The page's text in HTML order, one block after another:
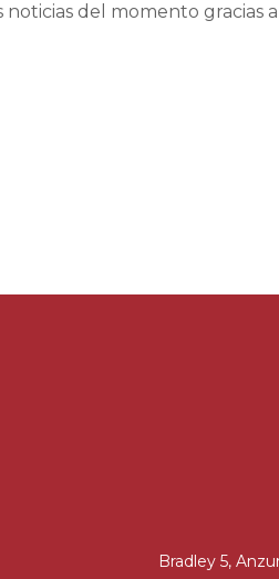
del momento gracias
Bradley 5,